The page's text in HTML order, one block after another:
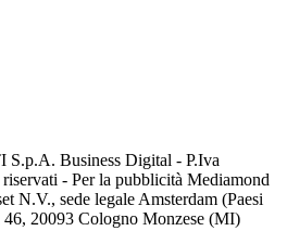
S.p.A. Business Digital - P.Iva
- Per la pubblicità Mediamond
N.V., sede legale Amsterdam (Paesi
20093 Cologno Monzese (MI)